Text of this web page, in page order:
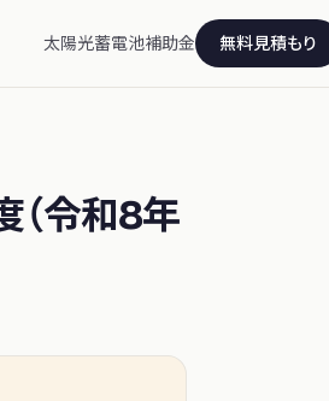
太陽光蓄電池補助金 無料見積もり
令和8年